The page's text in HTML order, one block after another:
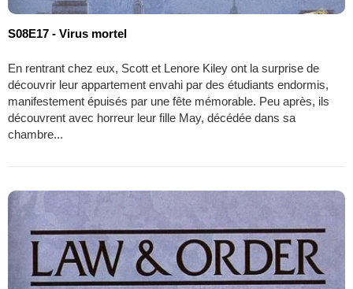
S08E17 - Virus mortel
En rentrant chez eux, Scott et Lenore Kiley ont la surprise de
découvrir leur appartement envahi par des étudiants endormis,
manifestement épuisés par une fête mémorable. Peu après, ils
découvrent avec horreur leur fille May, décédée dans sa
chambre...